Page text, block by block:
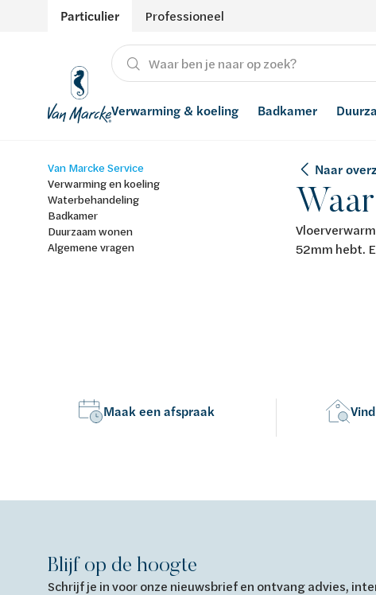
Particulier Professioneel
Verwarming & koeling
Verwarming
Koeling
Badkamer
Producten
Badkamers met richtprijs
Advies
Hernieuwbare energie
Ventilatie
Regenwaterrecuperatie
Waterontharders
Waterfilters
Van Marcke Service
Verwarming en koeling
Waterbehandeling
Badkamer
Duurzaam wonen
Algemene vragen
Naar
52mm hebt.
Maak een afspraak
Blijf op de hoogte
Schrijf je in voor onze nieuwsbrief en ontvang advies,